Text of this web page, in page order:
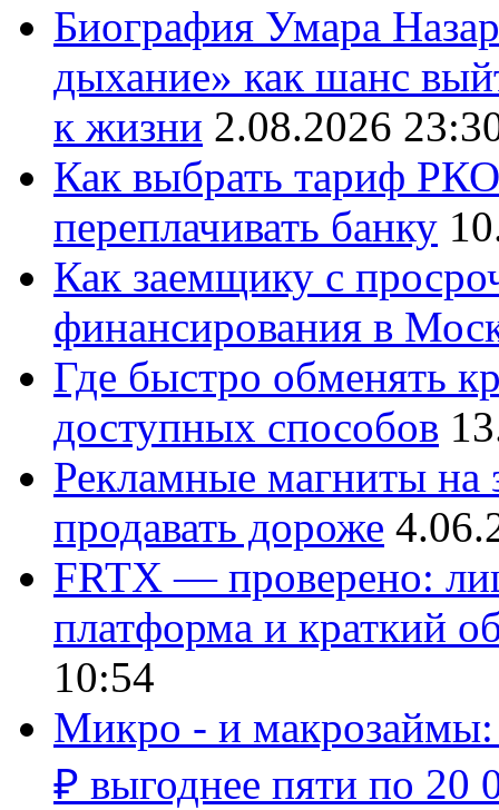
Биография Умара
дыхание» как шанс
к жизни 2.08.2026
Как выбрать тариф
переплачивать банку
Как заемщику с
финансирования в
Где быстро обменять
доступных способов
Рекламные магниты на
продавать дороже
FRTX — проверено:
платформа и краткий
10:54
Микро - и макрозаймы:
₽ выгоднее пяти по 20